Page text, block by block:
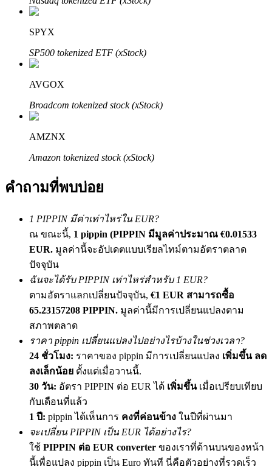
มากถึง 65% คอมมิชชั่น!
การแนะนำ
BTC Welcome Rewards
BTC Welcome Rewards
Deposit & Trade BTC to Share 25000 USDT prize pool!
Deposit CASHCAT & Win
SPYX
SP500 tokenized ETF (xStock)
AVGOX
Broadcom tokenized stock (xStock)
AMZNX
Amazon tokenized stock (xStock)
คำถามที่พบบ่อย
1 PIPPIN มีค่าเท่าไหร่ใน EUR?
ณ ขณะนี้, 1 pippin (PIPPIN มีมูลค่าประมาณ €0.01533
EUR. มูลค่านี้จะอัปเดตแบบเรียลไทม์ตามอัตราตลาด
ปัจจุบัน
ฉันจะได้รับ PIPPIN เท่าไหร่สำหรับ 1 EUR?
ตามอัตราแลกเปลี่ยนปัจจุบัน, €1 EUR สามารถซื้อ
65.23157208 PIPPIN. มูลค่านี้มีการเปลี่ยนแปลงตาม
สภาพตลาด
ราคา pippin เปลี่ยนแปลงไปอย่างไรบ้างในช่วงเวลา?
24 ชั่วโมง: ราคาของ pippin มีการเปลี่ยนแปลง เพิ่มขึ้น ลด
ลงเล็กน้อย ตั้งแต่เมื่อวานนี้.
30 วัน: อัตรา PIPPIN ต่อ EUR ได้ เพิ่มขึ้นเมื่อเปรียบเทียบ
กับเดือนที่แล้ว
1 ปี: pippin ได้เห็นการ คงที่ค่อนข้าง ในปีที่ผ่านมา
จะเปลี่ยน PIPPIN เป็น EUR ได้อย่างไร?
ใช้ PIPPIN ต่อ EUR converter ของเราที่ด้านบนของหน้า
นี้เพื่อแปลง pippin เป็น Euro ทันที นี่คือตัวอย่างที่รวดเร็ว